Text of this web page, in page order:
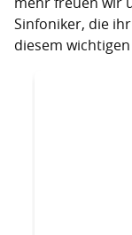
Sinfoniker, die
diesem